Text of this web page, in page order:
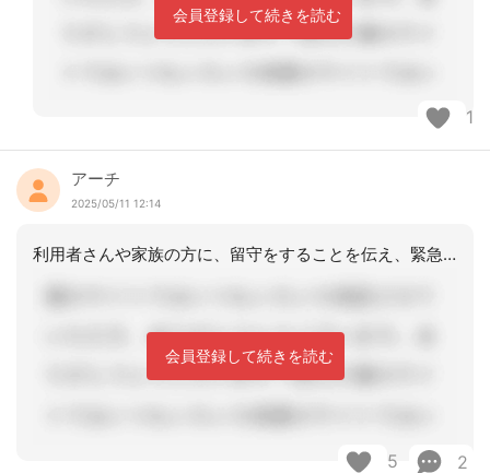
会員登録して続きを読む
1
アーチ
2025/05/11 12:14
利用者さんや家族の方に、留守をすることを伝え、緊急の場合、連携が可能な事業所にお
会員登録して続きを読む
5 2